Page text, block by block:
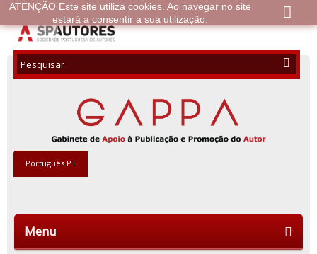
Menu
Português PT
ATENÇÃO Este site utiliza cookies. Ao navegar no site
estará a consentir a sua utilização.